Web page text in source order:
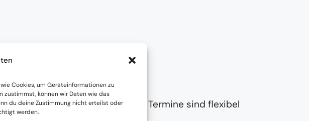
Cookies, um Geräteinformationen zu
zustimmst, können wir Daten wie das
du deine Zustimmung nicht erteilst oder
werden.
ist österreichweit im Einsatz – Termine sind flexibel